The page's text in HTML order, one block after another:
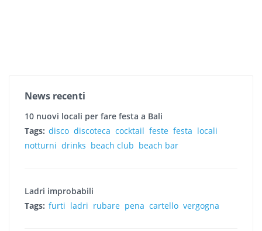
News recenti
10 nuovi locali per fare festa a Bali
Tags: disco discoteca cocktail feste festa locali
notturni drinks beach club beach bar
Ladri improbabili
Tags: furti ladri rubare pena cartello vergogna